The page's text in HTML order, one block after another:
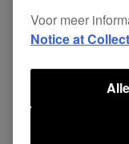
maak je eigen
Voor meer
Notice at